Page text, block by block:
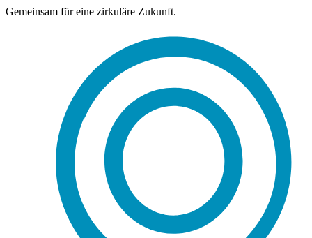
Gemeinsam für eine zirkuläre Zukunft.